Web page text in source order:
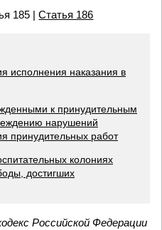
185 |Статья 186
исполнения наказания в
к принудительным
нарушений
принудительных работ
колониях
достигших
Российской Федерации